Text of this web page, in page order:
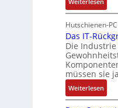
k
l
u
n
g
t
s
k
r
ä
f
t
e
i
e
r
t
m
s
c
h
i
n
e
i
e
l
o
s
e
M
u
l
V
e
r
b
e
s
s
e
r
Hutschienen-
Das IT-
Die
müssen sie
Weiterlesen:
D